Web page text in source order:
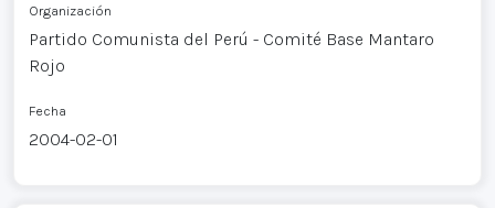
Organización
Partido Comunista del Perú - Comité Base Mantaro
Rojo
Fecha
2004-02-01